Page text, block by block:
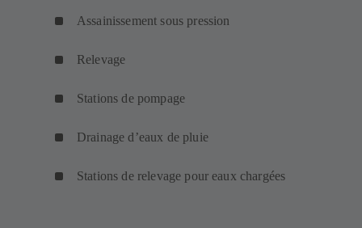
Assainissement sous pression
Relevage
Stations de pompage
Drainage d’eaux de pluie
Stations de relevage pour eaux chargées